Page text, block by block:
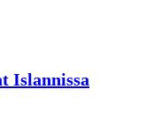
Islannissa